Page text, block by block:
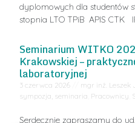
dyplomowych dla studentów
stopnia LTO TPiB APIS CTK
Seminarium WITKO
Krakowskiej –
laboratoryjnej
3 czerwca 2026 mgr inż. Leszek
sympozja, seminaria Pracownicy
Serdecznie zapraszamy do